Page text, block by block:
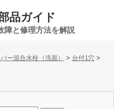
品ガイド
障と修理方法を解説
ー混合水栓（洗面） > 台付1穴 >